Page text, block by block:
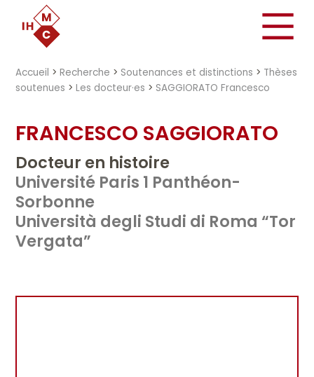
Accueil >Recherche > Soutenances et distinctions > Thèses
soutenues >Les docteur·es > SAGGIORATO Francesco
FRANCESCO SAGGIORATO
Docteur en histoire
Université Paris 1 Panthéon-
Sorbonne
Università degli Studi di Roma “Tor
Vergata”